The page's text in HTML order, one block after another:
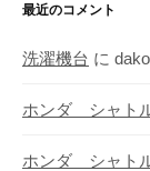
最近のコメント
洗濯機台 に
ホンダ シャト
ホンダ シャト